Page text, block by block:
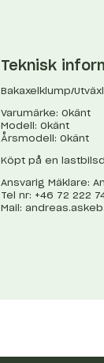
Teknisk
Bakaxelklump/
Varumärke: Okänt
Modell: Okänt
Årsmodell: Okänt
Köpt på en
Ansvarig Mäklare:
Tel nr: +46 72 222
Mail: